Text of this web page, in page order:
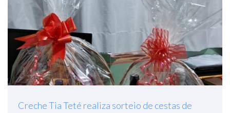
Creche Tia Teté realiza sorteio de cestas de